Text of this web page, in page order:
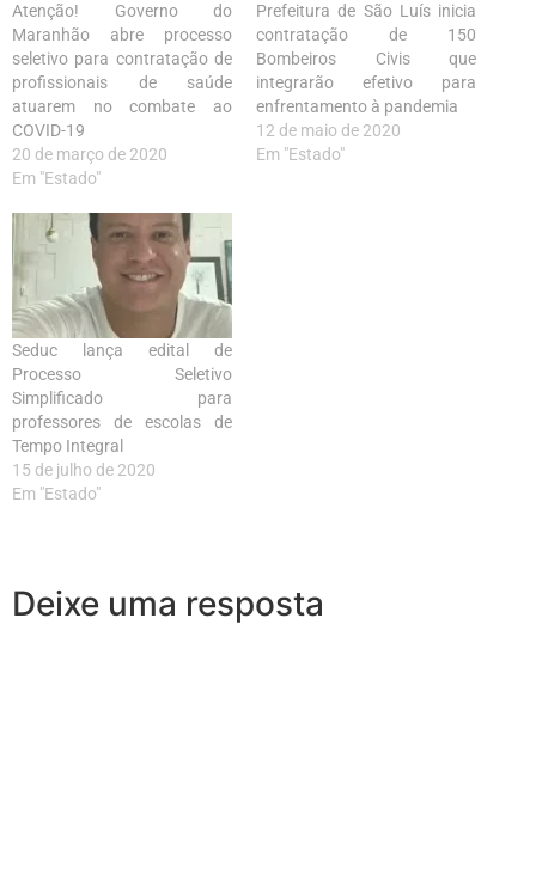
Atenção! Governo do
Maranhão abre processo
seletivo para contratação de
profissionais de saúde
atuarem no combate ao
COVID-19
20 de março de 2020
Em "Estado"
Prefeitura de São Luís inicia
contratação de 150
Bombeiros Civis que
integrarão efetivo para
enfrentamento à pandemia
12 de maio de 2020
Em "Estado"
Seduc lança edital de
Processo Seletivo
Simplificado para
professores de escolas de
Tempo Integral
15 de julho de 2020
Em "Estado"
Deixe uma resposta